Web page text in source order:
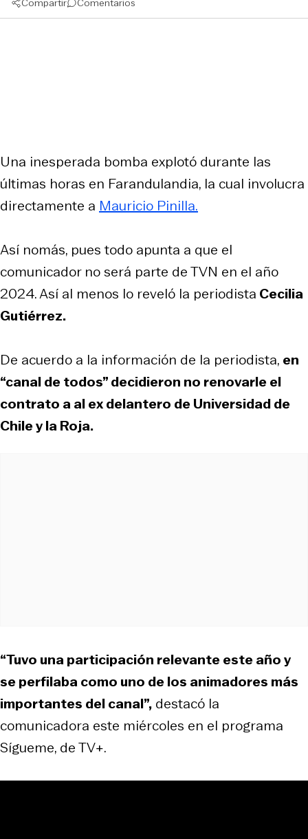
Una inesperada bomba explotó durante las
últimas horas en Farandulandia, la cual involucra
directamente a Mauricio Pinilla.
Así nomás, pues todo apunta a que el
comunicador no será parte de TVN en el año
2024. Así al menos lo reveló la periodista Cecilia
Gutiérrez.
De acuerdo a la información de la periodista, en
“canal de todos” decidieron no renovarle el
contrato a al ex delantero de Universidad de
Chile y la Roja.
“Tuvo una participación relevante este año y
se perfilaba como uno de los animadores más
importantes del canal”, destacó la
comunicadora este miércoles en el programa
Sígueme, de TV+.